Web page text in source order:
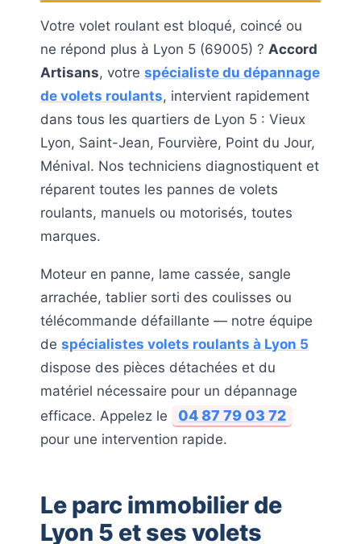
Votre volet roulant est bloqué, coincé ou
ne répond plus à Lyon 5 (69005) ? Accord
Artisans, votre spécialiste du dépannage
de volets roulants, intervient rapidement
dans tous les quartiers de Lyon 5 : Vieux
Lyon, Saint-Jean, Fourvière, Point du Jour,
Ménival. Nos techniciens diagnostiquent et
réparent toutes les pannes de volets
roulants, manuels ou motorisés, toutes
marques.
Moteur en panne, lame cassée, sangle
arrachée, tablier sorti des coulisses ou
télécommande défaillante — notre équipe
de spécialistes volets roulants à Lyon 5
dispose des pièces détachées et du
matériel nécessaire pour un dépannage
efficace. Appelez le
04 87 79 03 72
pour une intervention rapide.
Le parc immobilier de
Lyon 5 et ses volets